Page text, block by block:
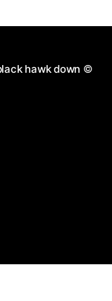
hawk down ©